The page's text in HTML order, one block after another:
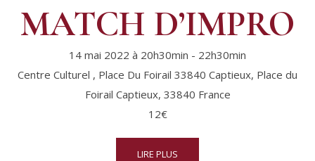
MATCH D’IMPRO
14 mai 2022 à 20h30min - 22h30min
Centre Culturel , Place Du Foirail 33840 Captieux, Place du
Foirail Captieux, 33840 France
12€
LIRE PLUS